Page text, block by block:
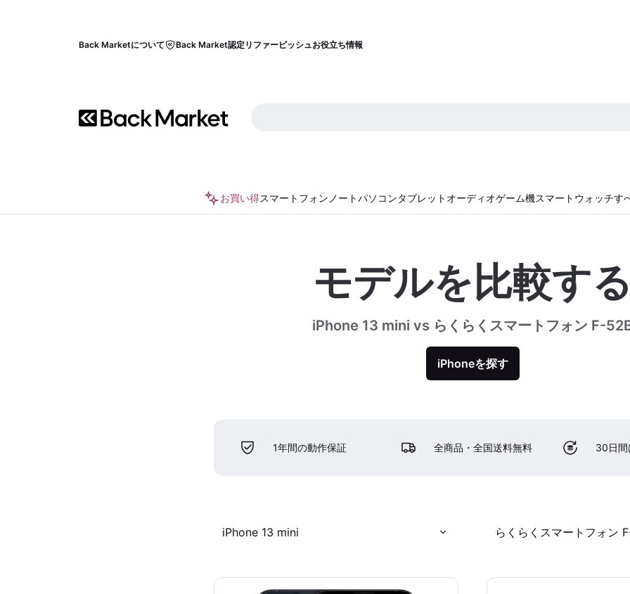
Back Marketについて Back Market認定リファービッシュお役立ち情報
お買い得スマートフォン ノートパソコンタブレット オーディオゲーム機スマートウォッチす
モデルを比較す
iPhone 13 mini vs らくらくスマートフォン F-
iPhoneを探す
1年間の動作保証 全商品・全国送料無料 30日間
iPhone 13 mini らくらくスマートフォン